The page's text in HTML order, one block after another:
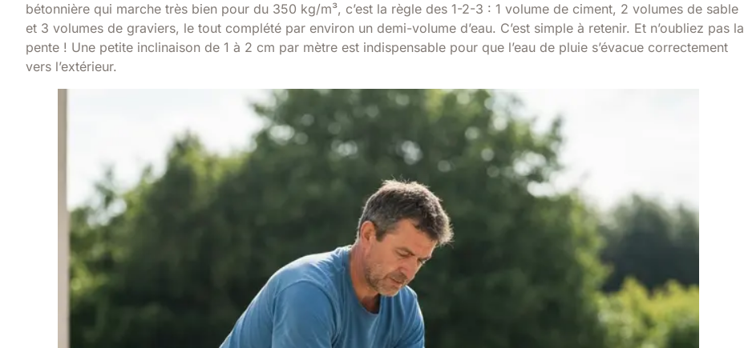
bétonnière qui marche très bien pour du 350 kg/m³, c’est la règle des 1-2-3 : 1 volume de ciment, 2 volumes de sable
et 3 volumes de graviers, le tout complété par environ un demi-volume d’eau. C’est simple à retenir. Et n’oubliez pas la
pente ! Une petite inclinaison de 1 à 2 cm par mètre est indispensable pour que l’eau de pluie s’évacue correctement
vers l’extérieur.